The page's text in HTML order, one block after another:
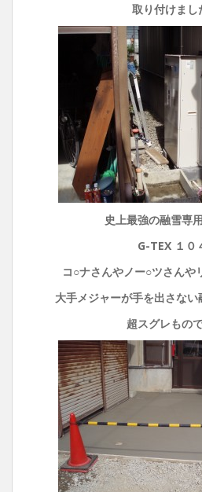
取り付けまし
史上最強の融雪専
G-TEX １０
コ○ナさんやノー○ツさんや
大手メジャーが手を出さな
超スグレもので